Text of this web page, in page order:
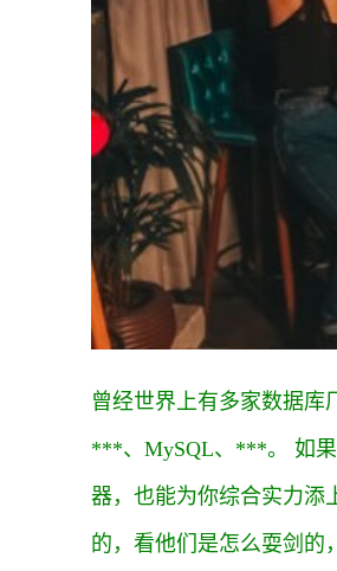
曾经世界上有多家数据库
***、MySQL、***。 如
器，也能为你综合实力添
的，看他们是怎么耍剑的